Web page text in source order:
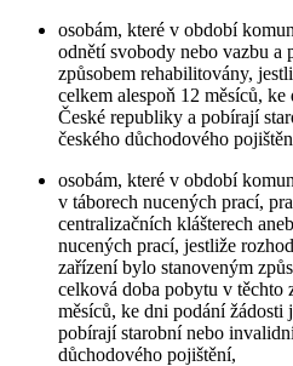
osobám, které v období
odnětí svobody nebo vazbu a
způsobem rehabilitovány,
celkem alespoň 12 měsíců,
České republiky a pobírají
českého důchodového
osobám, které v období
v táborech nucených prací,
centralizačních klášterech
nucených prací, jestliže
zařízení bylo stanoveným
celková doba pobytu v těchto
měsíců, ke dni podání žádosti
pobírají starobní nebo
důchodového pojištění,